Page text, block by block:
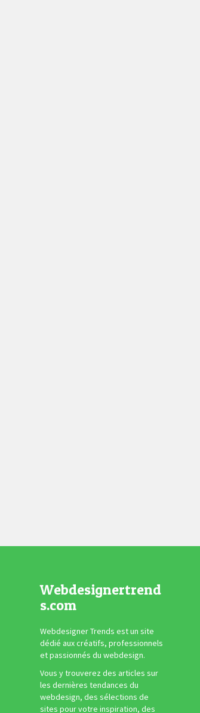
Webdesignertrend
s.com
Webdesigner Trends est un site
dédié aux créatifs, professionnels
et passionnés du webdesign.
Vous y trouverez des articles sur
les dernières tendances du
webdesign, des sélections de
sites pour votre inspiration, des